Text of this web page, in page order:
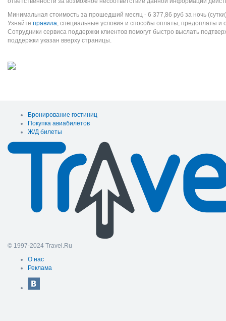
Минимальная стоимость за прошедший месяц - 6 377,86 руб за ночь
Узнайте правила, специальные условия и способы оплаты, предоплаты и
Сотрудники сервиса поддержки клиентов помогут быстро выслать
поддержки указан вверху страницы.
Бронирование гостиниц
Покупка авиабилетов
Ж/Д билеты
© 1997-2024 Travel.Ru
О нас
Реклама